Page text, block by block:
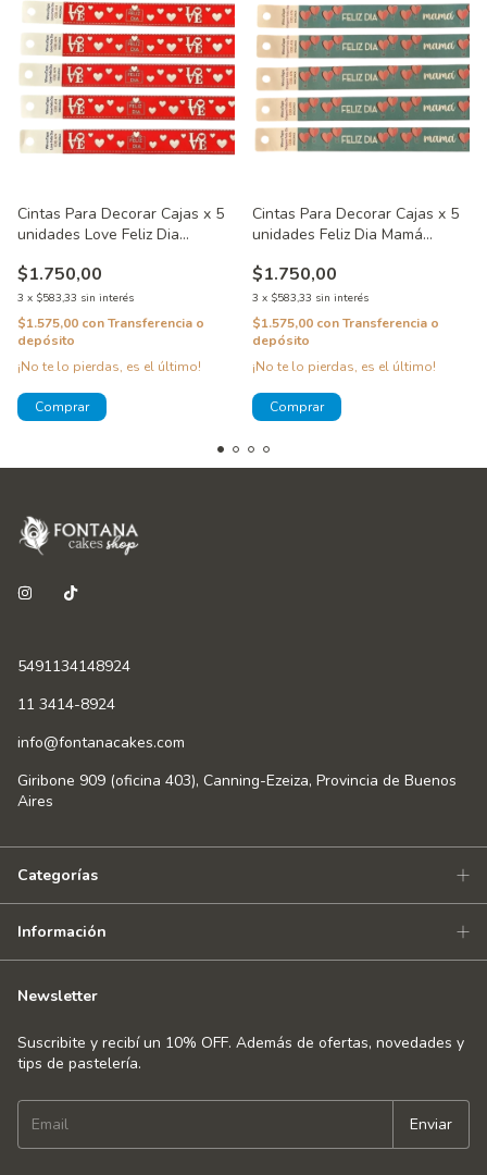
Cintas Para Decorar Cajas x 5
unidades Love Feliz Dia
$1.750,00
3 x $583,33 sin interés
$1.575,00 conTransferencia o
depósito
¡No te lo pierdas, es el último!
Cintas Para Decorar Cajas x 5
unidades Feliz Dia Mamá
$1.750,00
3 x $583,33 sin interés
$1.575,00 conTransferencia o
depósito
¡No te lo pierdas, es el último!
5491134148924
11 3414-8924
info@fontanacakes.com
Giribone 909 (oficina 403), Canning-Ezeiza, Provincia de Buenos
Aires
Categorías
Información
Newsletter
Suscribite y recibí un 10% OFF. Además de ofertas, novedades y
tips de pastelería.